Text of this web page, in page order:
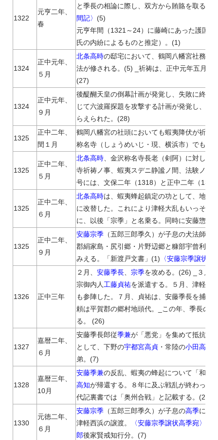
1322
元亨二年、
春
と季長の相論に際し、双方から賄賂を取る。
間記〉 (5)
元亨年間（1321～24）に藤崎にあった護国
氏の内紛によるものと推定）。(1)
1324
正中元年、
５月
北条高時の邸宅において、鶴岡八幡宮社務職
法が修される。(5) _祈祷は、正中元年五月十
(27)
1324
正中元年、
９月
後醍醐天皇の倒幕計画が発覚し、失敗に終わ
じて六波羅探題を攻撃する計画が発覚し、後
らえられた。(28)
1325
正中二年、
閏１月
鶴岡八幡宮の社頭においても蝦夷降伏が祈ら
称名寺（しょうめいじ・現、横浜市）でも降
1325
正中二年、
５月
北条高時 、金沢称名寺長老（剣阿）に対し
寺祈祷ノ事、蝦夷スデニ静謐ノ間、法験ノ
号には、文保二年（1318）と正中二年（
1325
正中二年、
６月
北条高時は、蝦夷蜂起鎮定の功として、地頭
に改替した。これにより津軽大乱もいっそう
に、以後「宗季」と名乗る。同時に安藤惣領
1325
正中二年、
９月
安藤宗季 （五郎三郎季久）が子息の犬法師（
郡絹家島・尻引郷・片野辺郷と糠部宇曾利郷
みえる。「新渡戸文書」(1) 〈安藤宗季譲状犬
1326 正中三年
２月、安藤季長 宗季を攻める。(26) _３月
宗御内人 工藤貞祐を派遣する。５月、津軽西
も参陣した。７月、貞祐は、安藤季長を捕
頼は平賀郡の郷村地頭代。_この年、季長の
る。 (26)
1327
嘉暦二年、
６月
安藤季長郎従季兼が「悪党」を集めて抵抗を
として、下野の宇都宮高貞 ・常陸の小田高知
弟。(7)
1328
嘉暦三年、
10月
安藤季兼の反乱、蝦夷の蜂起について「和談
高知が帰還する。８年に及ぶ戦乱が終わった
代記裏書では「奥州合戦」と記載する。(27)
1330
元徳二年、
６月
安藤宗季 （五郎三郎季久）が子息の高季に与
津軽西浜の譲渡。
〈安藤宗季譲状高季宛〉
郎後家賢戒知行分。(7)